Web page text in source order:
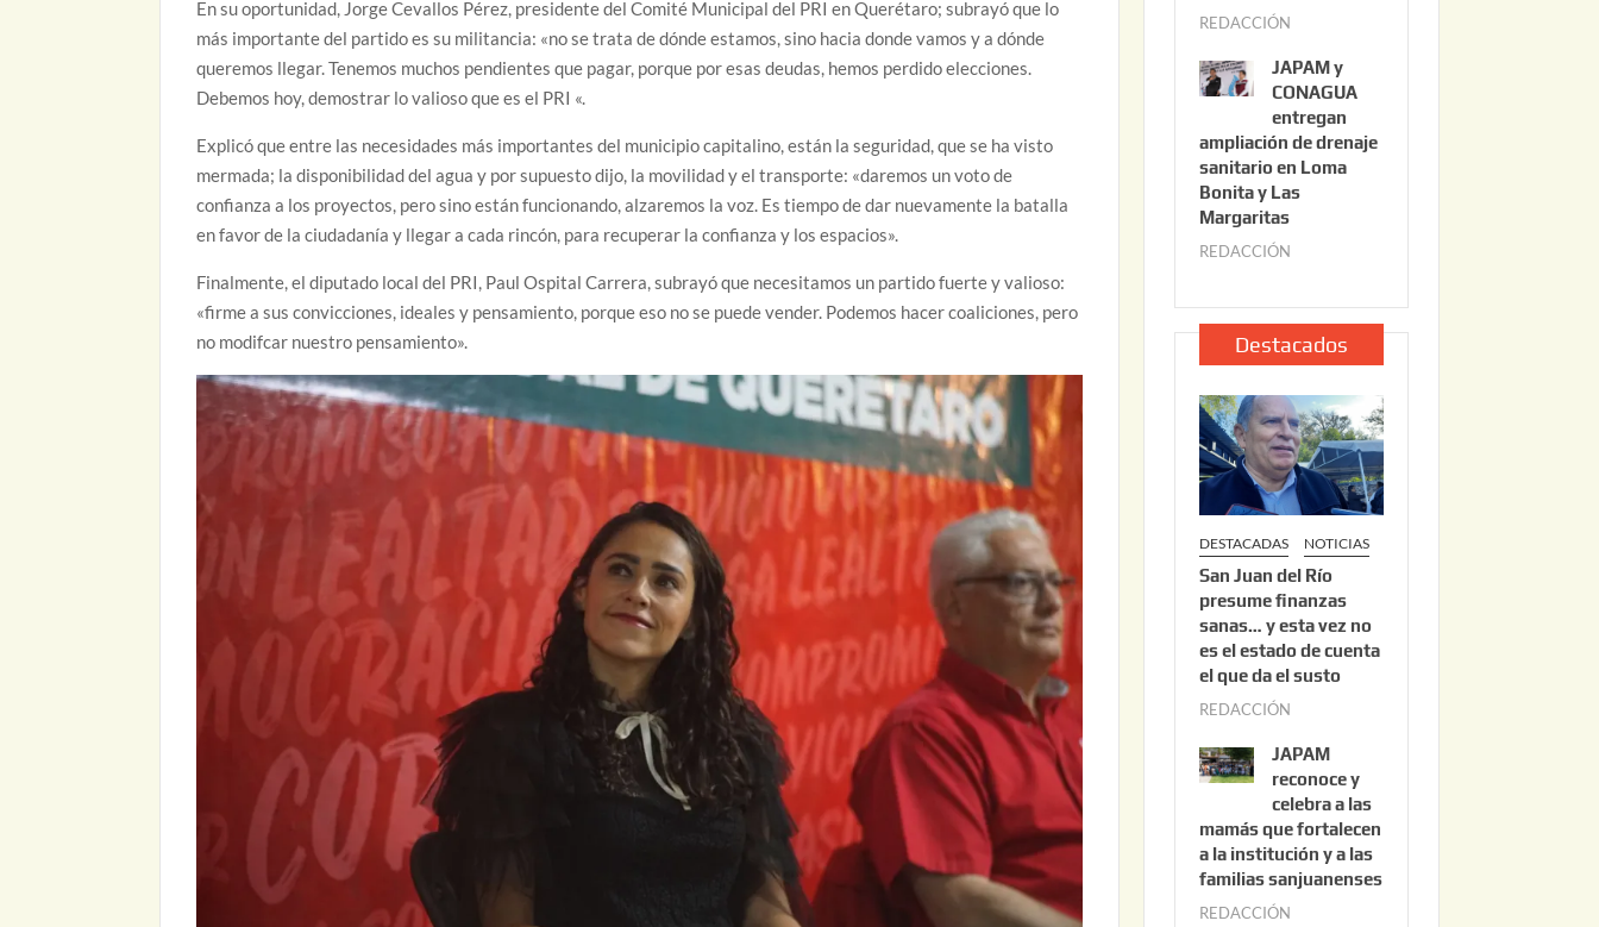
En su oportunidad, Jorge Cevallos Pérez, presidente del Comité Municipal del PRI en Querétaro; subrayó que lo
más importante del partido es su militancia: «no se trata de dónde estamos, sino hacia donde vamos y a dónde
queremos llegar. Tenemos muchos pendientes que pagar, porque por esas deudas, hemos perdido elecciones.
Debemos hoy, demostrar lo valioso que es el PRI «.
Explicó que entre las necesidades más importantes del municipio capitalino, están la seguridad, que se ha visto
mermada; la disponibilidad del agua y por supuesto dijo, la movilidad y el transporte: «daremos un voto de
confianza a los proyectos, pero sino están funcionando, alzaremos la voz. Es tiempo de dar nuevamente la batalla
en favor de la ciudadanía y llegar a cada rincón, para recuperar la confianza y los espacios».
Finalmente, el diputado local del PRI, Paul Ospital Carrera, subrayó que necesitamos un partido fuerte y valioso:
«firme a sus convicciones, ideales y pensamiento, porque eso no se puede vender. Podemos hacer coaliciones, pero
no modifcar nuestro pensamiento».
REDACCIÓN
l
i
o
2
2
2
6
JAPAM y
CONAGUA
entregan
ampliación de drenaje
sanitario en Loma
Bonita y Las
Margaritas
REDACCIÓN
l
i
o
2
2
,
2
0
2
6
Destacados
DESTACADAS NOTICIAS
San Juan del Río
presume finanzas
sanas… y esta vez no
es el estado de cuenta
el que da el susto
REDACCIÓN
s
t
o
3
JAPAM
reconoce y
celebra a las
mamás que fortalecen
a la institución y a las
familias sanjuanenses
REDACCIÓN